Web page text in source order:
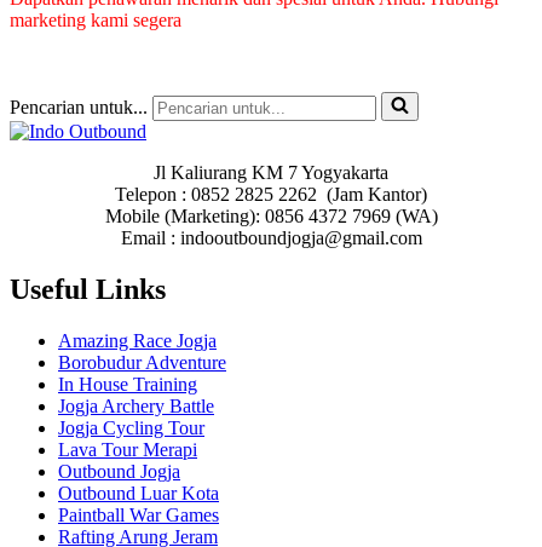
marketing kami segera
Pencarian untuk...
Jl Kaliurang KM 7 Yogyakarta
Telepon : 0852 2825 2262 (Jam Kantor)
Mobile (Marketing): 0856 4372 7969 (WA)
Email : indooutboundjogja@gmail.com
Useful Links
Amazing Race Jogja
Borobudur Adventure
In House Training
Jogja Archery Battle
Jogja Cycling Tour
Lava Tour Merapi
Outbound Jogja
Outbound Luar Kota
Paintball War Games
Rafting Arung Jeram